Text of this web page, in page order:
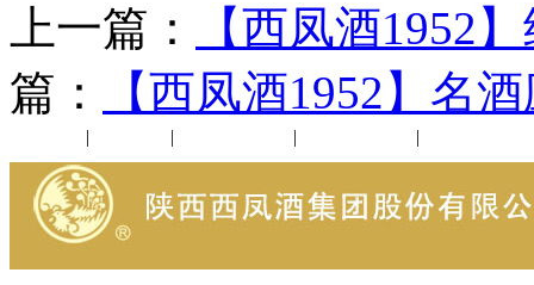
上一篇：
【西凤酒1952
篇：
【西凤酒1952】名
| | | |